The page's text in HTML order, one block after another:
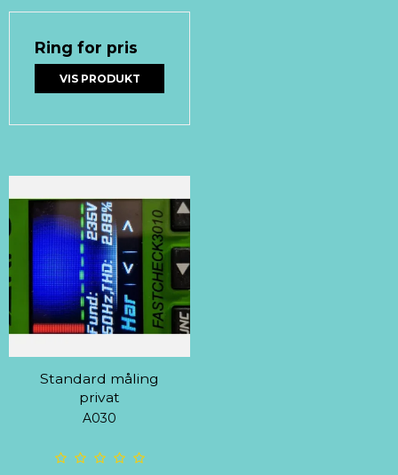
Ring for pris
VIS PRODUKT
Standard måling
privat
A030